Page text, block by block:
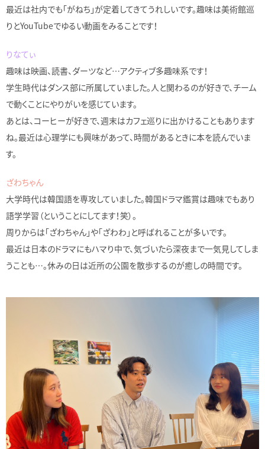
最近は社内でも「がねち」が定着してきてうれしいです。趣味は美術館巡
りとYouTubeでゆるい動画をみることです！
りなてぃ
趣味は映画、読書、ダーツなど…アクティブ多趣味系です！
学生時代はダンス部に所属していました。人と関わるのが好きで、チーム
で動くことにやりがいを感じています。
あとは、コーヒーが好きで、週末はカフェ巡りに出かけることもあります
ね。最近は心理学にも興味があって、時間があるときに本を読んでいま
す。
ざわちゃん
大学時代は韓国語を専攻していました。韓国ドラマ鑑賞は趣味でもあり
語学学習（ということにしてます！笑）。
周りからは「ざわちゃん」や「ざわわ」と呼ばれることが多いです。
最近は日本のドラマにもハマり中で、気づいたら深夜まで一気見してしま
うことも…。休みの日は近所の公園を散歩するのが癒しの時間です。